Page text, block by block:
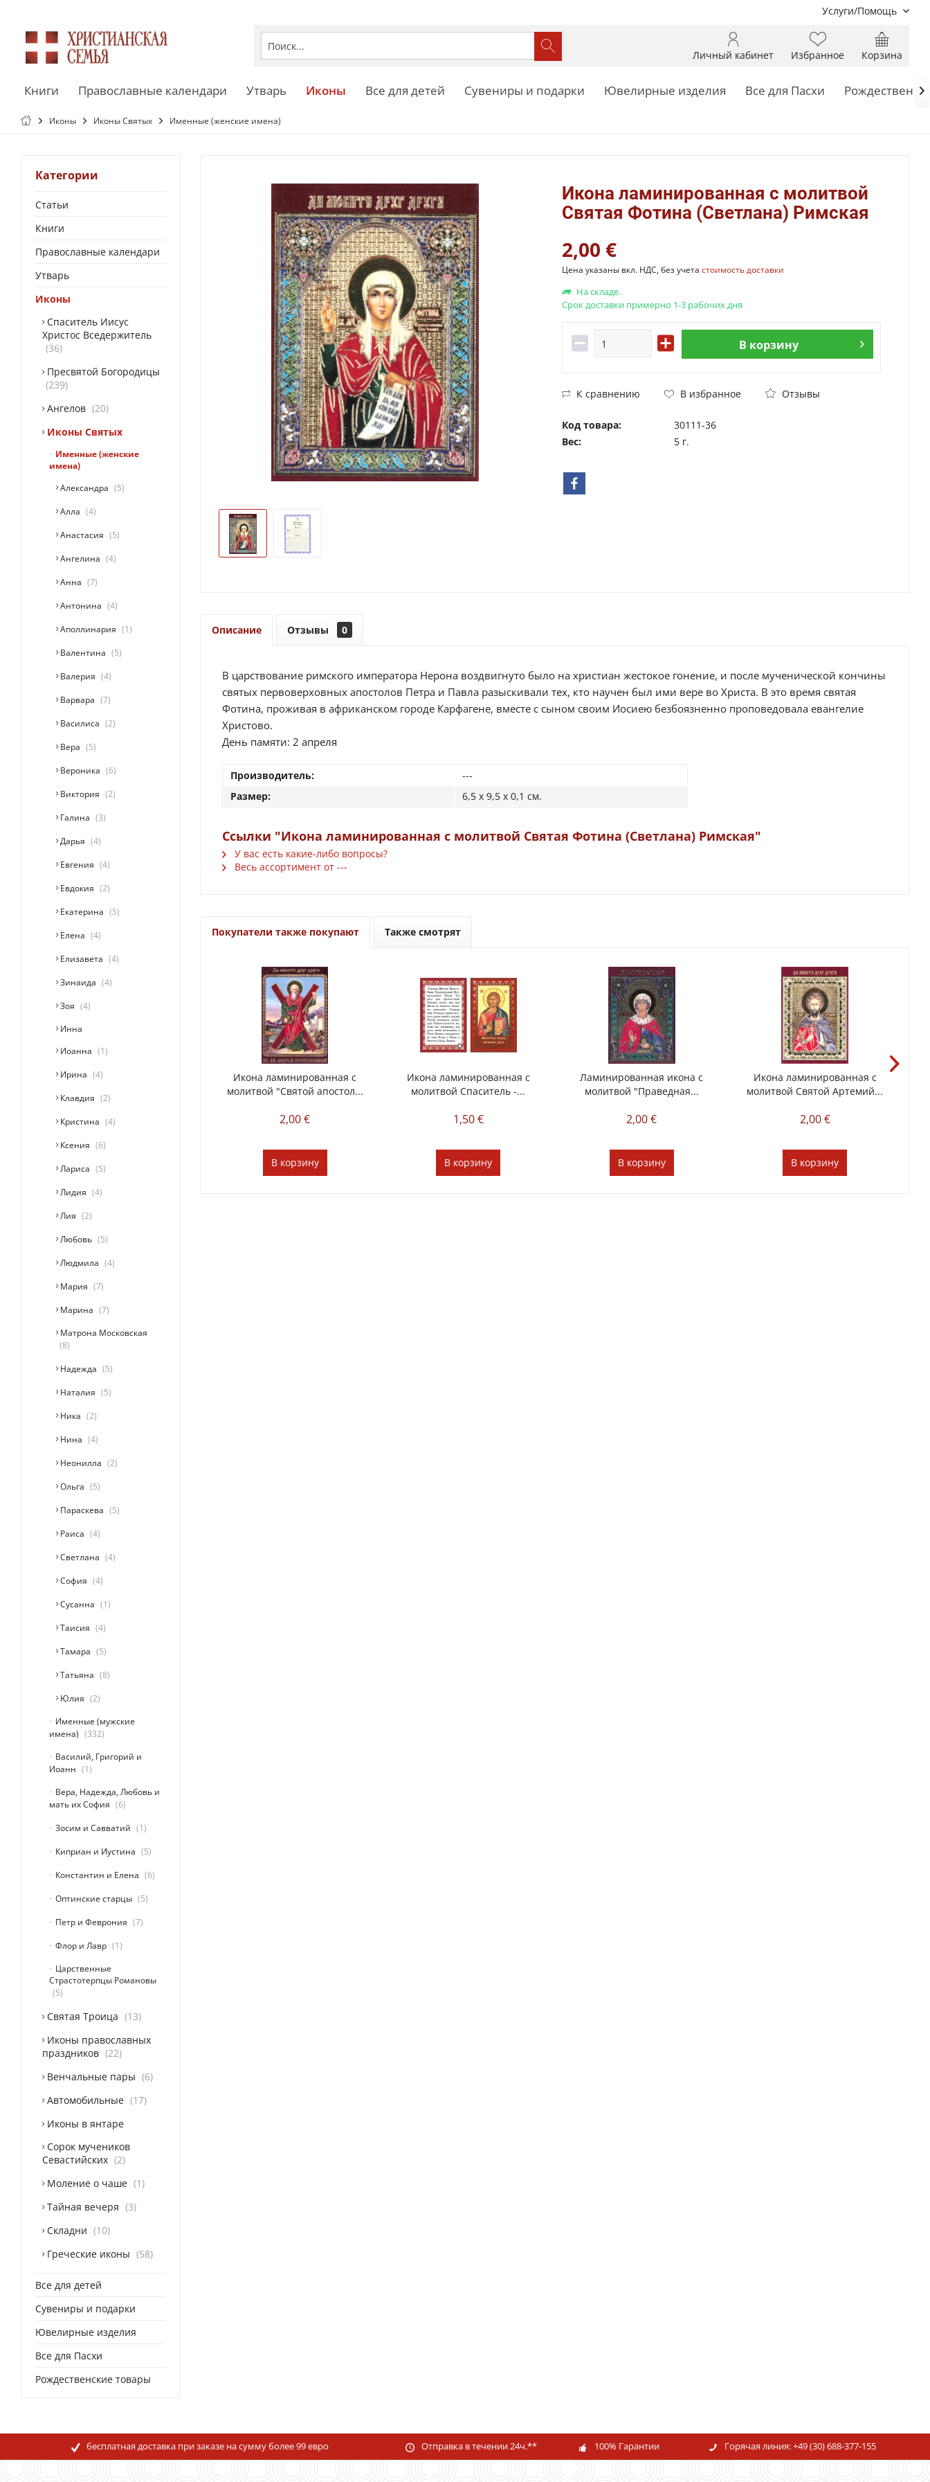
Услуги/Помощь
Корзина
Избранное
Личный кабинет
Книги Православные календари Утварь Иконы Все для детей Сувениры и подарки Ювелирные изделия Все для Пасхи 
Иконы Иконы Святых Именные (женские имена)
Категории
Статьи
Книги
Православные календари
Утварь
Иконы
Спаситель Иисус
Христос Вседержитель
36
Пресвятой Богородицы
239
Ангелов
20
Иконы Святых
Именные (женские
имена)
Александра
5
Алла
4
Анастасия
5
Ангелина
4
Анна
7
Антонина
4
Аполлинария
1
Валентина
5
Валерия
4
Варвара
7
Василиса
2
Вера
5
Вероника
6
Виктория
2
Галина
3
Дарья
4
Евгения
4
Евдокия
2
Екатерина
5
Елена
4
Елизавета
4
Зинаида
4
Зоя
4
Инна
Иоанна
1
Ирина
4
Клавдия
2
Кристина
4
Ксения
6
Лариса
5
Лидия
4
Лия
2
Любовь
5
Людмила
4
Мария
7
Марина
7
Матрона Московская
8
Надежда
5
Наталия
5
Ника
2
Нина
4
Неонилла
2
Ольга
5
Параскева
5
Раиса
4
Светлана
4
София
4
Сусанна
1
Таисия
4
Тамара
5
Татьяна
8
Юлия
2
Именные (мужские
имена)
332
Василий, Григорий и
Иоанн
1
Вера, Надежда, Любовь и
мать их София
6
Зосим и Савватий
1
Киприан и Иустина
5
Константин и Елена
6
Оптинские старцы
5
Петр и Феврония
7
Флор и Лавр
1
Царственные
Страстотерпцы Романовы
5
Святая Троица
13
Иконы православных
праздников
22
Венчальные пары
6
Автомобильные
17
Иконы в янтаре
Сорок мучеников
Севастийских
2
Моление о чаше
1
Тайная вечеря
3
Складни
10
Греческие иконы
58
Все для детей
Сувениры и подарки
Ювелирные изделия
Все для Пасхи
Рождественские товары
Икона ламинированная с молитвой
Святая Фотина (Светлана) Римская
2,00 €
Цена указаны вкл. НДС, без учета стоимость доставки
На складе.
Срок доставки примерно 1-3 рабочих дня
В корзину
К сравнению В избранное Отзывы
Код товара:
30111-36
Вес:
5 г.
Описание Отзывы 0
В царствование римского императора Нерона воздвигнуто было на христиан жестокое гонение, и после мученической кончины
святых первоверховных апостолов Петра и Павла разыскивали тех, кто научен был ими вере во Христа. В это время святая
Фотина, проживая в африканском городе Карфагене, вместе с сыном своим Иосиею безбоязненно проповедовала евангелие
Христово.
День памяти: 2 апреля
Производитель:
---
Размер:
6,5 x 9,5 x 0,1 см.
Ссылки "Икона ламинированная с молитвой Святая Фотина (Светлана) Римская"
У вас есть какие-либо вопросы?
Весь ассортимент от ---
Покупатели также покупают Также смотрят
Икона ламинированная с
молитвой "Святой апостол...
2,00 €
В корзину
Икона ламинированная с
молитвой Спаситель -...
1,50 €
В корзину
Ламинированная икона с
молитвой "Праведная...
2,00 €
В корзину
Икона ламинированная с
молитвой Святой Артемий...
2,00 €
В корзину
бесплатная доставка при заказе на сумму более 99 евро Отправка в течении 24ч.** 100% Гарантии Горячая линия:+49 (30) 688-377-155